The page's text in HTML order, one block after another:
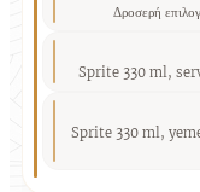
Δροσερή
Sprite 330 ml,
Sprite 330 ml,